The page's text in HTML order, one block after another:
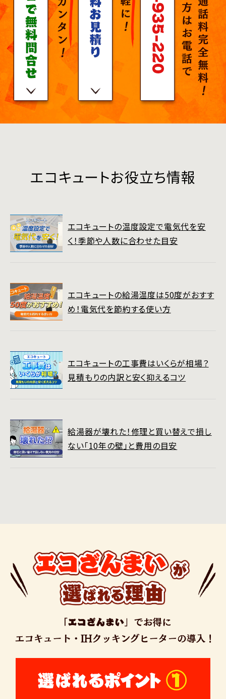
エコキュートお役立ち情報
エコキュートの温度設定で電気代を安
く！季節や人数に合わせた目安
エコキュートの給湯温度は50度がおすす
め！電気代を節約する使い方
エコキュートの工事費はいくらが相場？
見積もりの内訳と安く抑えるコツ
給湯器が壊れた！修理と買い替えで損し
ない「10年の壁」と費用の目安